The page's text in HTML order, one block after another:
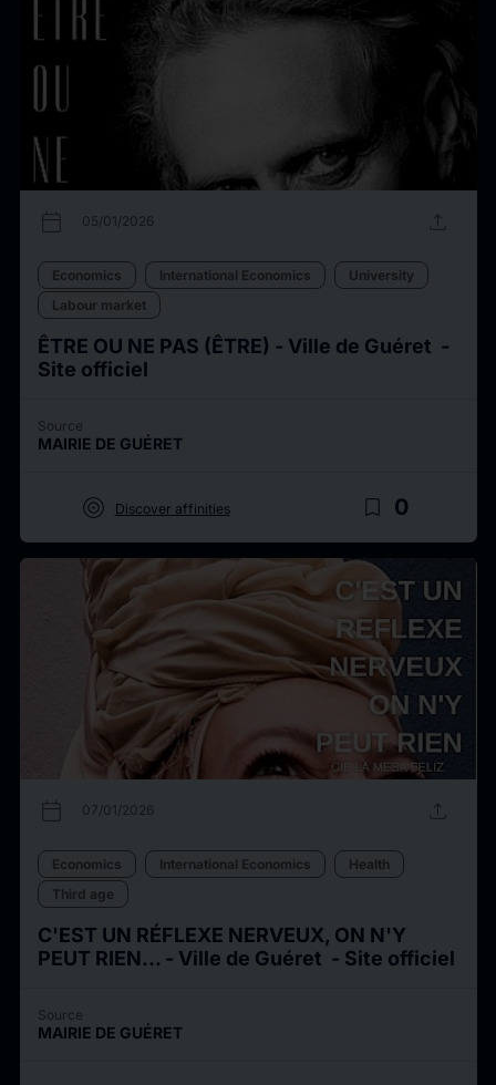
calendar_today 05/01/2026 upload
Economics International Economics
University
Labour market
ÊTRE OU NE PAS (ÊTRE) - Ville de Guéret -
Site officiel
Source
MAIRIE DE GUÉRET
target Discover affinities bookmark_border 0
calendar_today 07/01/2026 upload
Economics International Economics
Health
Third age
C'EST UN RÉFLEXE NERVEUX, ON N'Y
PEUT RIEN... - Ville de Guéret - Site officiel
Source
MAIRIE DE GUÉRET